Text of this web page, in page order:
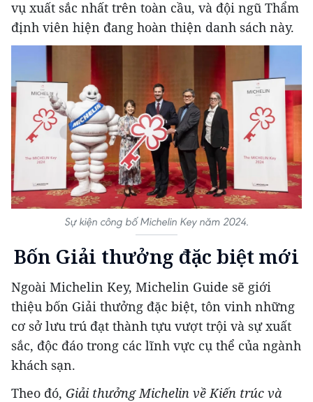
vụ xuất sắc nhất trên toàn cầu, và đội ngũ Thẩm
định viên hiện đang hoàn thiện danh sách này.
Sự kiện công bố Michelin Key năm 2024.
Bốn Giải thưởng đặc biệt mới
Ngoài Michelin Key, Michelin Guide sẽ giới
thiệu bốn Giải thưởng đặc biệt, tôn vinh những
cơ sở lưu trú đạt thành tựu vượt trội và sự xuất
sắc, độc đáo trong các lĩnh vực cụ thể của ngành
khách sạn.
Theo đó, Giải thưởng Michelin về Kiến trúc và